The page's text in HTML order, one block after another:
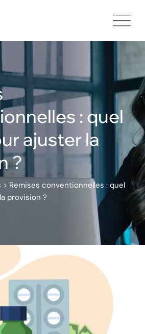
: quel
ajuster la
?
> Remises conventionnelles : quel
provision ?